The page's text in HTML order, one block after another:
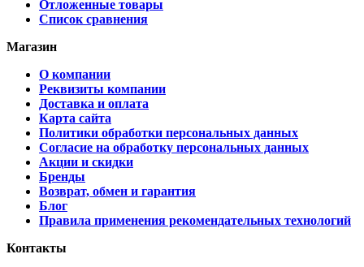
Отложенные товары
Список сравнения
Магазин
О компании
Реквизиты компании
Доставка и оплата
Карта сайта
Политики обработки персональных данных
Согласие на обработку персональных данных
Акции и скидки
Бренды
Возврат, обмен и гарантия
Блог
Правила применения рекомендательных технологий
Контакты